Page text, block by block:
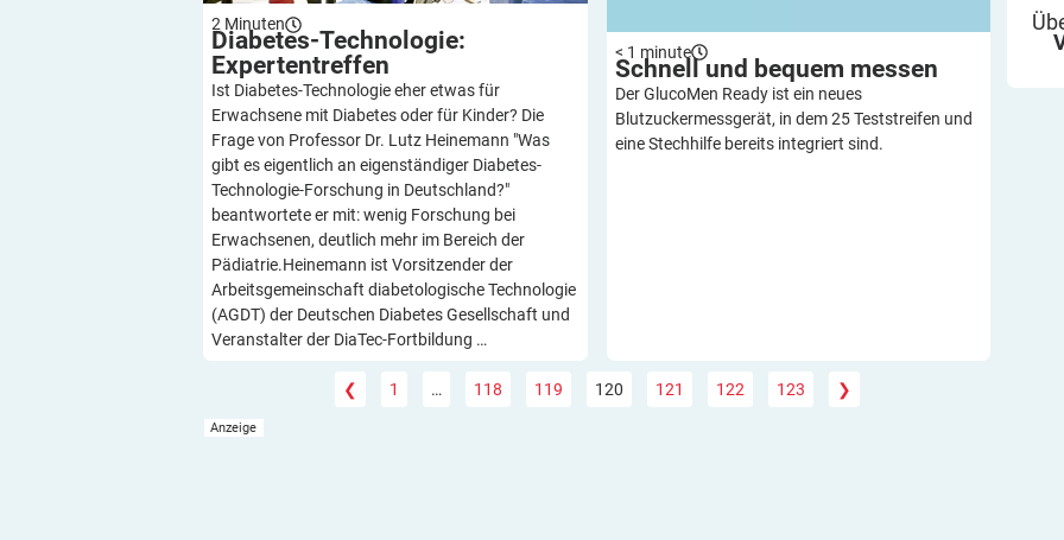
2 Minuten
Diabetes-Technologie:
Expertentreffen
Ist Diabetes-Technologie eher etwas für
Erwachsene mit Diabetes oder für Kinder? Die
Frage von Professor Dr. Lutz Heinemann "Was
gibt es eigentlich an eigenständiger Diabetes-
Technologie-Forschung in Deutschland?"
beantwortete er mit: wenig Forschung bei
Erwachsenen, deutlich mehr im Bereich der
Pädiatrie.Heinemann ist Vorsitzender der
Arbeitsgemeinschaft diabetologische Technologie
(AGDT) der Deutschen Diabetes Gesellschaft und
Veranstalter der DiaTec-Fortbildung …
< 1 minute
Schnell und bequem messen
Der GlucoMen Ready ist ein neues
Blutzuckermessgerät, in dem 25 Teststreifen und
eine Stechhilfe bereits integriert sind.
❮ 1 … 118 119 120 121 122 123 ❯